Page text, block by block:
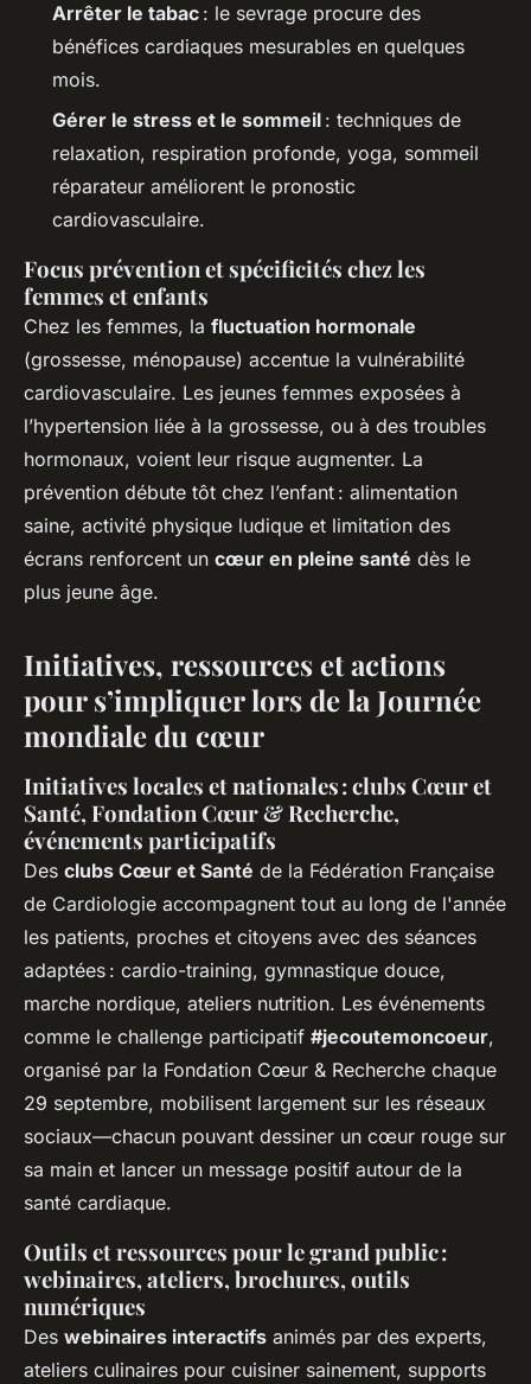
Arrêter le tabac : le sevrage procure des
bénéfices cardiaques mesurables en quelques
mois.
Gérer le stress et le sommeil : techniques de
relaxation, respiration profonde, yoga, sommeil
réparateur améliorent le pronostic
cardiovasculaire.
Focus prévention et spécificités chez les
femmes et enfants
Chez les femmes, la fluctuation hormonale
(grossesse, ménopause) accentue la vulnérabilité
cardiovasculaire. Les jeunes femmes exposées à
l’hypertension liée à la grossesse, ou à des troubles
hormonaux, voient leur risque augmenter. La
prévention débute tôt chez l’enfant : alimentation
saine, activité physique ludique et limitation des
écrans renforcent un cœur en pleine santé dès le
plus jeune âge.
Initiatives, ressources et actions
pour s’impliquer lors de la Journée
mondiale du cœur
Initiatives locales et nationales : clubs Cœur et
Santé, Fondation Cœur & Recherche,
événements participatifs
Des clubs Cœur et Santé de la Fédération Française
de Cardiologie accompagnent tout au long de l'année
les patients, proches et citoyens avec des séances
adaptées : cardio-training, gymnastique douce,
marche nordique, ateliers nutrition. Les événements
comme le challenge participatif #jecoutemoncoeur,
organisé par la Fondation Cœur & Recherche chaque
29 septembre, mobilisent largement sur les réseaux
sociaux—chacun pouvant dessiner un cœur rouge sur
sa main et lancer un message positif autour de la
santé cardiaque.
Outils et ressources pour le grand public :
webinaires, ateliers, brochures, outils
numériques
Des webinaires interactifs animés par des experts,
ateliers culinaires pour cuisiner sainement, supports